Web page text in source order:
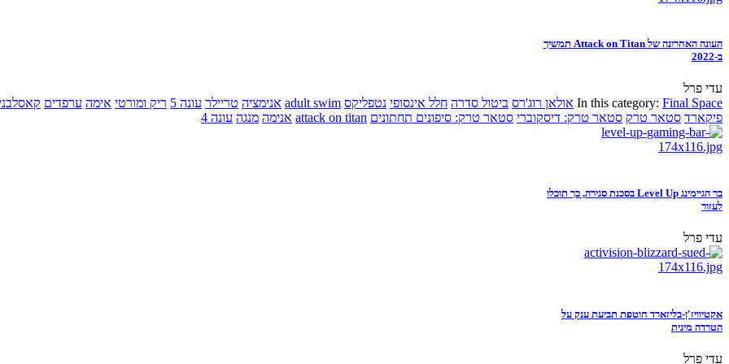
העונה האחרונה של Attack on Titan תמשיך
ב-2022
עדי פרל
In this category: Final Space אולאן רוג'רס ביטול סדרה חלל אינסופי נטפליקס adult swim אנימציה טריילר עונה 5 ריק ומורטי אימה ערפדים
פיקארד סטאר טרק סטאר טרק: דיסקוברי סטאר טרק: סיפונים תחתונים attack on titan אנימה מנגה עונה 4
בר הגיימינג Level Up בסכנת סגירה, כך תוכלו
לעזור
עדי פרל
אקטיוויז'ן-בליזארד חוטפת תביעת ענק על
הטרדה מינית
עדי פרל